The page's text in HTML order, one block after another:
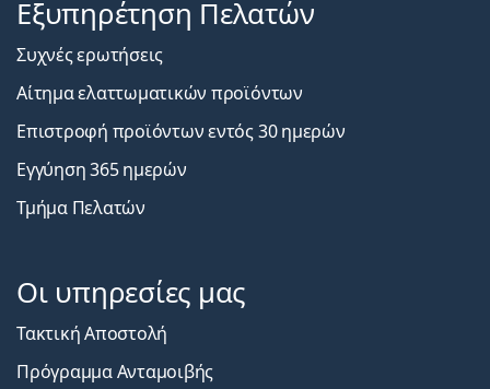
Εξυπηρέτηση Πελατών
Συχνές ερωτήσεις
Αίτημα ελαττωματικών προϊόντων
Επιστροφή προϊόντων εντός 30 ημερών
Εγγύηση 365 ημερών
Τμήμα Πελατών
Οι υπηρεσίες μας
Τακτική Αποστολή
Πρόγραμμα Ανταμοιβής